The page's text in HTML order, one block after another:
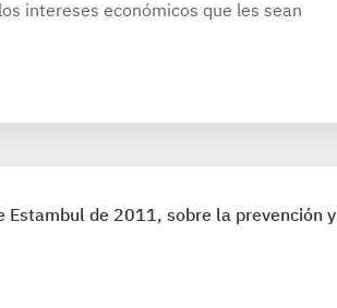
intereses económicos que les sean
Estambul de 2011, sobre la prevención y